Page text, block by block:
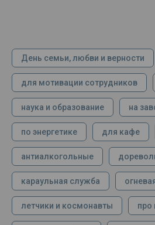
День семьи, любви и верности
для мотивации сотрудников
наука и образование на
по энергетике для кафе
антиалкогольные
караульная служба
летчики и космонавты про